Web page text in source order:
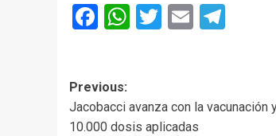
Facebook
WhatsApp
Twitter
Email
Post
navigation
Previous:
Jacobacci avanza con la vacunación
10.000 dosis aplicadas